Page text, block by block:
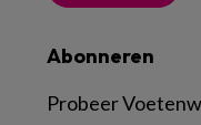
Abonneren
Probeer